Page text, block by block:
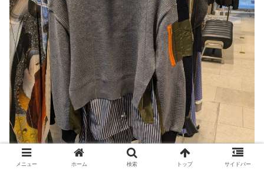
メニュー ホーム 検索 トップ サイドバー